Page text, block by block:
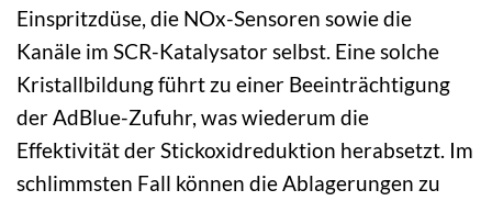
Einspritzdüse, die NOx-Sensoren sowie die
Kanäle im SCR-Katalysator selbst. Eine solche
Kristallbildung führt zu einer Beeinträchtigung
der AdBlue-Zufuhr, was wiederum die
Effektivität der Stickoxidreduktion herabsetzt. Im
schlimmsten Fall können die Ablagerungen zu